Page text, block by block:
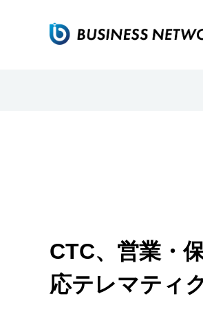
CTC、営業・
応テレマティ